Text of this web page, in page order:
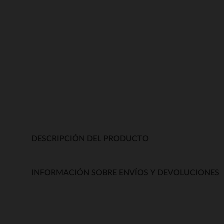
DESCRIPCIÓN DEL PRODUCTO
INFORMACIÓN SOBRE ENVÍOS Y DEVOLUCIONES